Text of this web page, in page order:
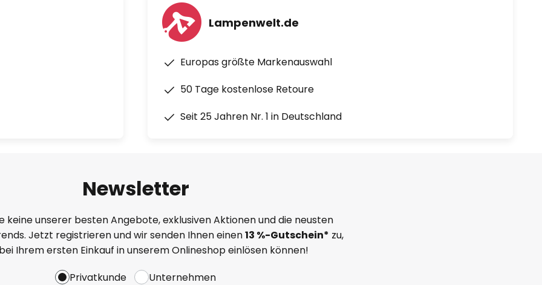
Lampenwelt.de
Europas größte Markenauswahl
50 Tage kostenlose Retoure
Seit 25 Jahren Nr. 1 in Deutschland
Newsletter
keine unserer besten Angebote, exklusiven Aktionen und die neusten
Jetzt registrieren und wir senden Ihnen einen13 %-Gutschein* zu,
Ihrem ersten Einkauf in unserem Onlineshop einlösen können!
Privatkunde
Unternehmen